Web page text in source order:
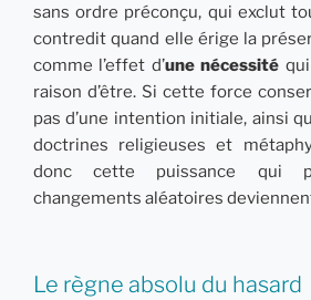
sans ordre préconçu, qui exclut
contredit quand elle érige la
comme l’effet d’une nécessité
raison d’être. Si cette force
pas d’une intention initiale, ainsi
doctrines religieuses et
donc cette puissance qui
changements aléatoires
Le règne absolu du hasard